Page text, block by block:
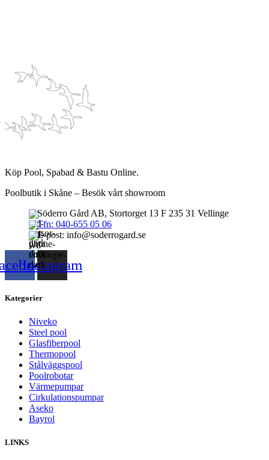
Köp Pool, Spabad & Bastu Online.
Poolbutik i Skåne – Besök vårt showroom
Söderro Gård AB, Stortorget 13 F 235 31 Vellinge
Tfn: 040-655 05 06
E-post: info@soderrogard.se
Instagram
Kategorier
Niveko
Steel pool
Glasfiberpool
Thermopool
Stålväggspool
Poolrobotar
Värmepumpar
Cirkulationspumpar
Aseko
Bayrol
LINKS